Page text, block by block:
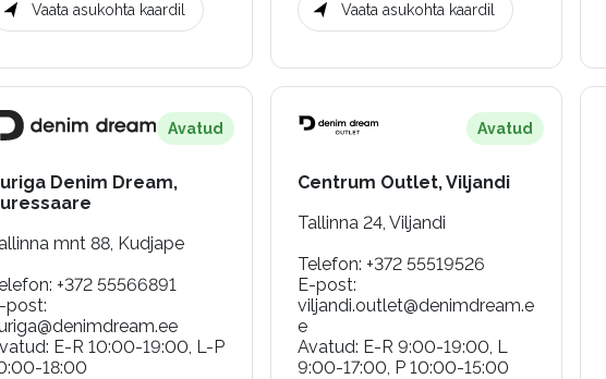
Vaata asukohta kaardil Vaata asukohta kaardil
Avatud
Denim Dream,
mnt 88, Kudjape
: +372 55566891
post:
: E-R 10:00-19:00, L-P
18:00
Avatud
Centrum Outlet, Viljandi
Tallinna 24, Viljandi
Telefon: +372 55519526
E-post:
viljandi.outlet@denimdream.e
e
Avatud: E-R 9:00-19:00, L
9:00-17:00, P 10:00-15:00